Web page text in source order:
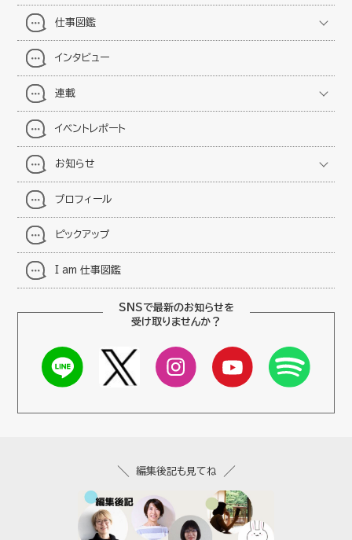
仕事図鑑
インタビュー
連載
イベントレポート
お知らせ
プロフィール
ピックアップ
I am 仕事図鑑
SNSで最新のお知らせを
受け取りませんか？
編集後記も見てね